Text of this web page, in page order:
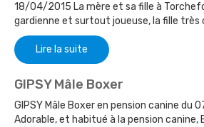
18/04/2015 La mère et sa fille à
gardienne et surtout joueuse, la fille très
Lire la suite
GIPSY Mâle Boxer
GIPSY Mâle Boxer en pension canine du
Adorable, et habitué à la pension canine,